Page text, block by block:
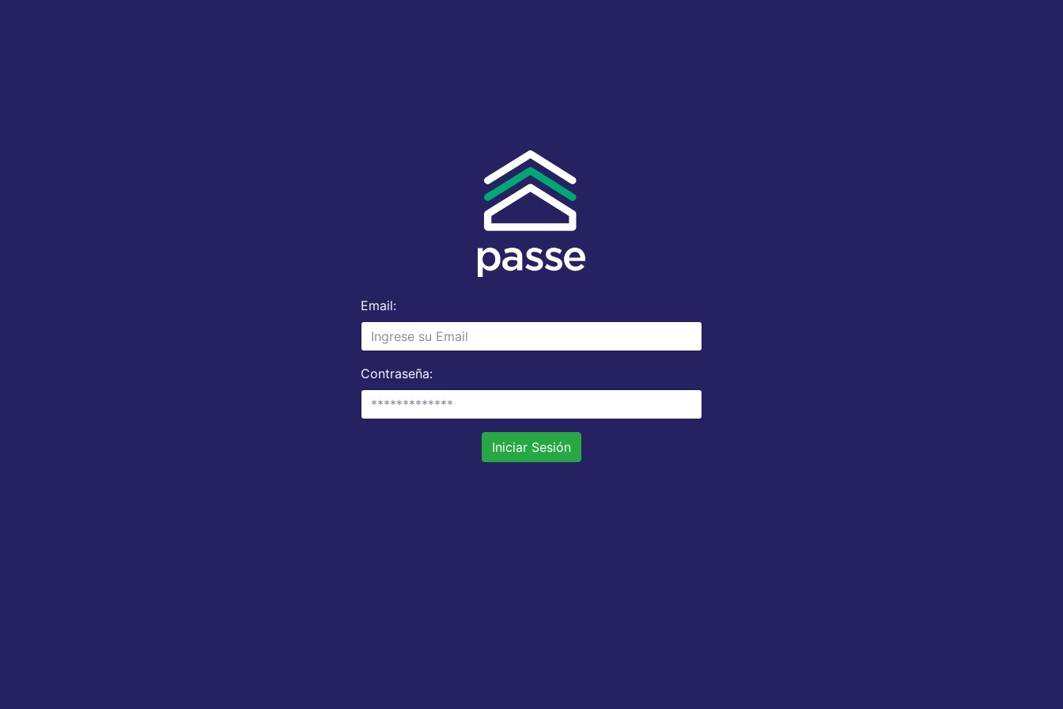
Email:
Contraseña:
Iniciar Sesión